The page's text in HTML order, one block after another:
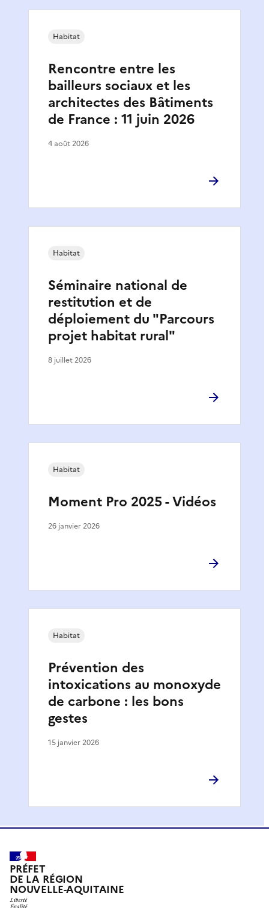
Rencontre entre les
bailleurs sociaux et les
architectes des Bâtiments
de France : 11 juin 2026
Habitat
4 août 2026
Séminaire national de
restitution et de
déploiement du "Parcours
projet habitat rural"
Habitat
8 juillet 2026
Moment Pro 2025 - Vidéos
Habitat
26 janvier 2026
Prévention des
intoxications au monoxyde
de carbone : les bons
gestes
Habitat
15 janvier 2026
PRÉFET
DE LA RÉGION
NOUVELLE-AQUITAINE